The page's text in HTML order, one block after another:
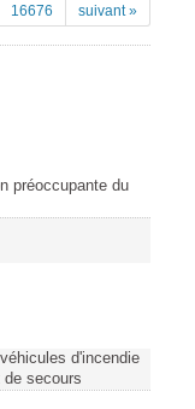
16676 suivant »
préoccupante du
d'incendie
secours